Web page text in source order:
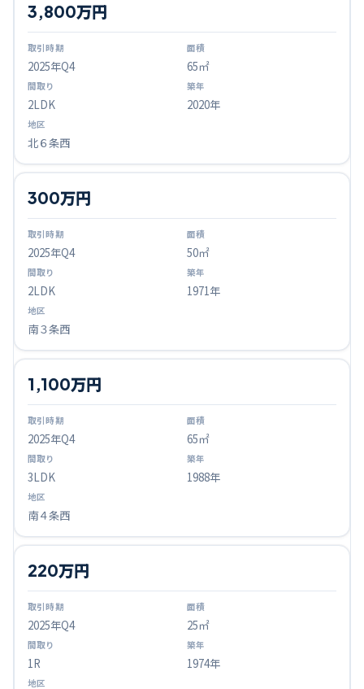
2025年Q4
3,800万円
65㎡
2LDK 2020年
北６条西
2025年Q4
300万円
50㎡
2LDK 1971年
南３条西
2025年Q4
1,100万円
65㎡
3LDK 1988年
南４条西
2025年Q4
220万円
25㎡
1R 1974年